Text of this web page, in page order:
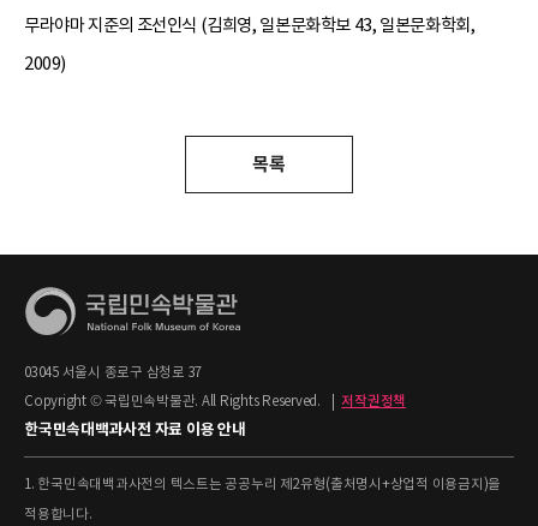
무라야마 지준의 조선인식 (김희영, 일본문화학보 43, 일본문화학회,
2009)
목록
03045 서울시 종로구 삼청로 37
Copyright © 국립민속박물관. All Rights Reserved.
저작권정책
한국민속대백과사전 자료 이용 안내
1. 한국민속대백과사전의 텍스트는 공공누리 제2유형(출처명시+상업적 이용금지)을
적용합니다.